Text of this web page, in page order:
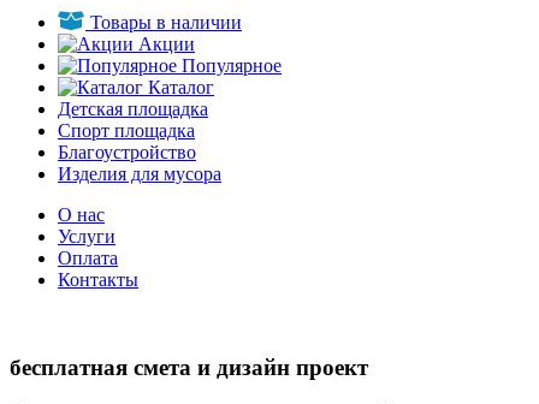
Товары в наличии
Акции
Популярное
Каталог
Детская площадка
Спорт площадка
Благоустройство
Изделия для мусора
О нас
Услуги
Оплата
Контакты
бесплатная смета и дизайн проект